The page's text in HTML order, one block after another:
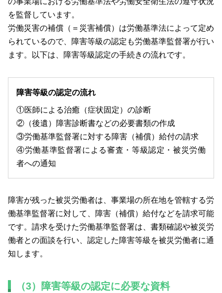
を監督しています。
労働災害の補償（＝災害補償）は労働基準法によって定め
られているので、障害等級の認定も労働基準監督署が行い
ます。以下は、障害等級認定の手続きの流れです。
障害等級の認定の流れ
①医師による治癒（症状固定）の診断
②（後遺）障害診断書などの必要書類の作成
③労働基準監督署に対する障害（補償）給付の請求
④労働基準監督署による審査・等級認定・被災労働
者への通知
障害が残った被災労働者は、事業場の所在地を管轄する労
働基準監督署に対して、障害（補償）給付などを請求可能
です。請求を受けた労働基準監督署は、書類確認や被災労
働者との面談を行い、認定した障害等級を被災労働者に通
知します。
（3）障害等級の認定に必要な資料